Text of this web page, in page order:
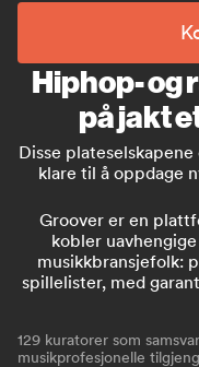
Hiphop- og
på jakt
Disse
klare til å oppdage
Groover er en
kobler
musikkbransjefolk:
spillelister, med
129 kuratorer som
musikprofesjonelle